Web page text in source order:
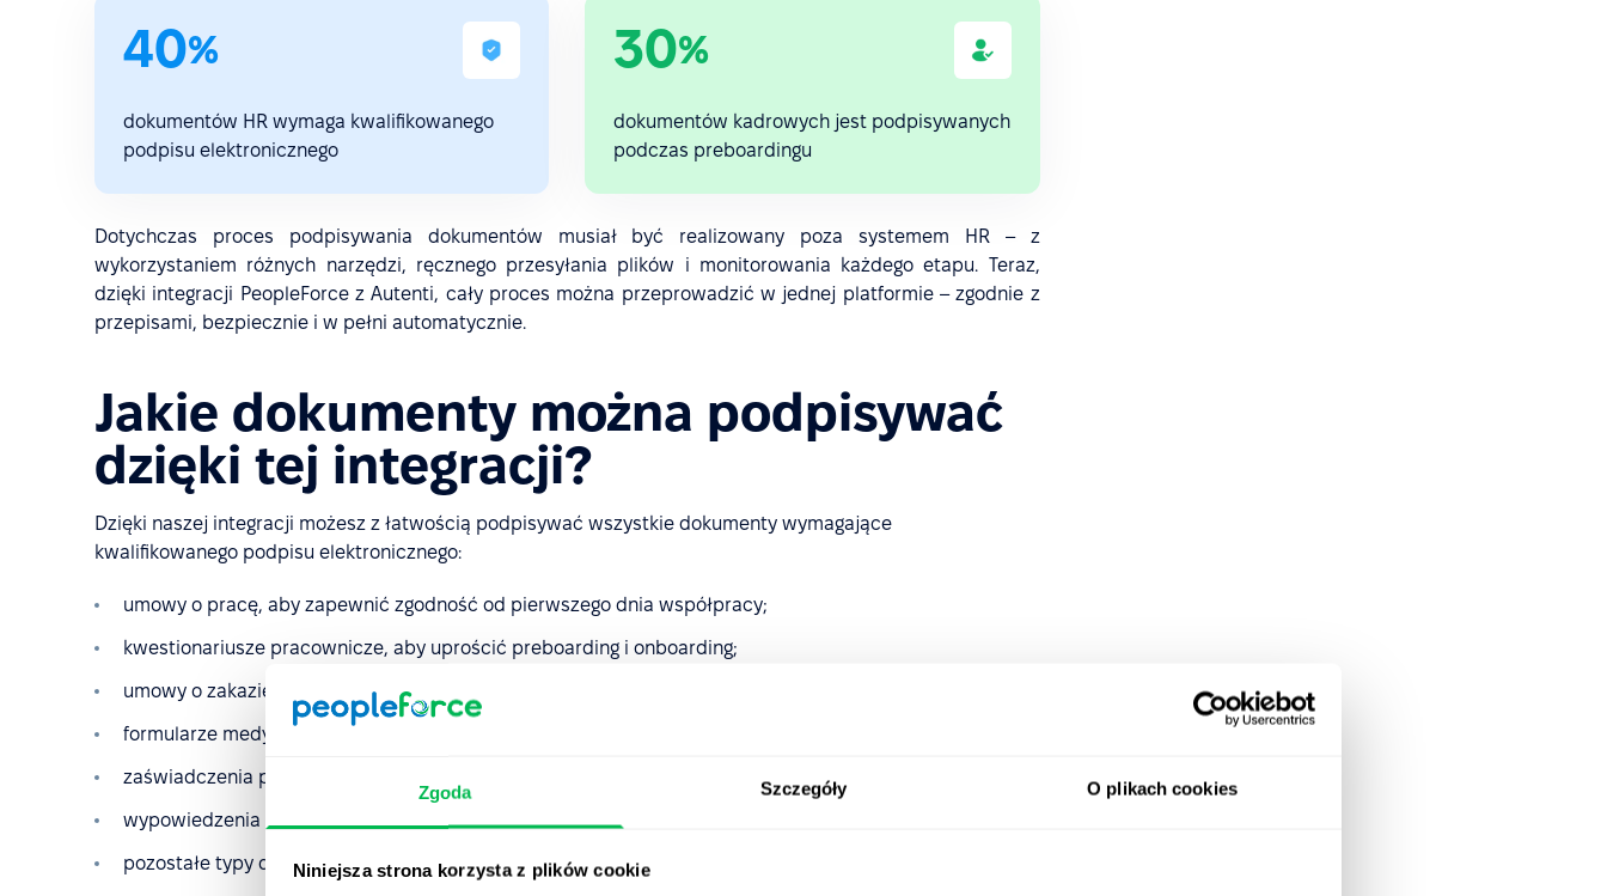
Zgoda Szczegóły O plikach cookies
Niniejsza strona korzysta z plików cookie
40%
dokumentów HR wymaga kwalifikowanego
podpisu elektronicznego
30%
dokumentów kadrowych jest podpisywanych
podczas preboardingu
Dotychczas proces podpisywania dokumentów musiał być realizowany poza systemem HR – z
wykorzystaniem różnych narzędzi, ręcznego przesyłania plików i monitorowania każdego etapu. Teraz,
dzięki integracji PeopleForce z Autenti, cały proces można przeprowadzić w jednej platformie – zgodnie z
przepisami, bezpiecznie i w pełni automatycznie.
Jakie dokumenty można podpisywać
dzięki tej integracji?
Dzięki naszej integracji możesz z łatwością podpisywać wszystkie dokumenty wymagające
kwalifikowanego podpisu elektronicznego:
umowy o pracę, aby zapewnić zgodność od pierwszego dnia współpracy;
kwestionariusze pracownicze, aby uprościć preboarding i onboarding;
umowy o zakazie konkurencji i o poufności;
formularze medyczne i podatkowe;
zaświadczenia pracownicze, w tym zaświadczenia o niekaralności i dokumenty pełnomocnictwa;
wypowiedzenia umów;
pozostałe typy dokumentów związane z zatrudnieniem.